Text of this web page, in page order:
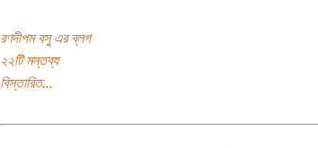
রণদীপম বসু এর ব্লগ
২২টি মন্তব্য
বিস্তারিত...